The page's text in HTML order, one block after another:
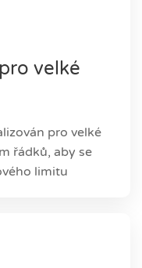
velké
pro velké
řádků, aby se
limitu